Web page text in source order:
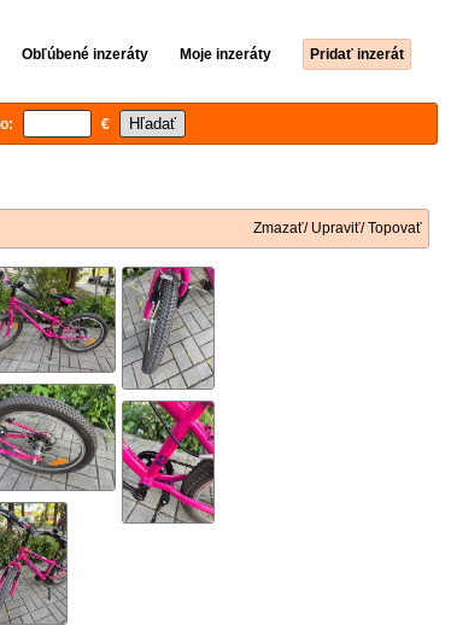
Obľúbené inzeráty Moje inzeráty Pridať inzerát
€
Zmazať/ Upraviť/ Topovať